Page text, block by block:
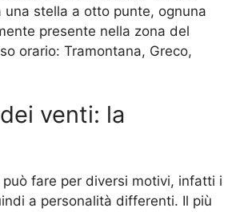
stella a otto punte, ognuna
presente nella zona del
orario: Tramontana, Greco,
venti: la
fare per diversi motivi, infatti i
a personalità differenti. Il più